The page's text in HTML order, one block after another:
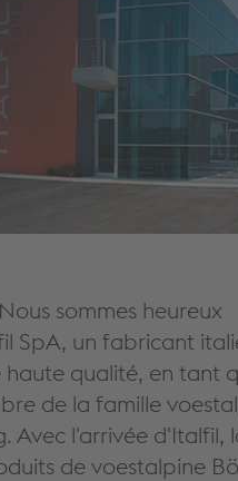
Nous sommes heureux
SpA, un fabricant
haute qualité, en tant
de la famille
Avec l'arrivée d'Italfil,
de voestalpine